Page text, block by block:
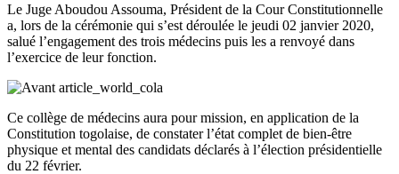
Le Juge Aboudou Assouma, Président de la Cour Constitutionnelle
a, lors de la cérémonie qui s’est déroulée le jeudi 02 janvier 2020,
salué l’engagement des trois médecins puis les a renvoyé dans
l’exercice de leur fonction.
Ce collège de médecins aura pour mission, en application de la
Constitution togolaise, de constater l’état complet de bien-être
physique et mental des candidats déclarés à l’élection présidentielle
du 22 février.